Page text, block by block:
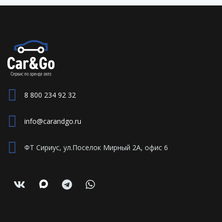
8 800 234 92 32
info@carandgo.ru
ФТ Сириус, ул.Поселок Мирный 2А, офис 6